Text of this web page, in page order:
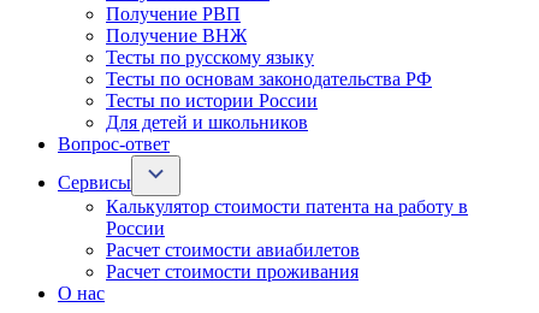
Получение РВП
Получение ВНЖ
Тесты по русскому языку
Тесты по основам законодательства РФ
Тесты по истории России
Для детей и школьников
Вопрос-ответ
Сервисы
Калькулятор стоимости патента на работу в
России
Расчет стоимости авиабилетов
Расчет стоимости проживания
О нас